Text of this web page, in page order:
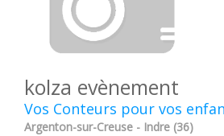
kolza evènement
Vos Conteurs pour vos
Argenton-sur-Creuse - Indre (36)